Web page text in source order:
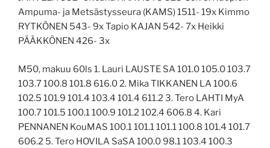
Ampuma- ja Metsästysseura (KAMS) 1511- 19x Kimmo
RYTKÖNEN 543- 9x Tapio KAJAN 542- 7x Heikki
PÄÄKKÖNEN 426- 3x
M50, makuu 60ls 1. Lauri LAUSTE SA 101.0 105.0 103.7
103.7 100.8 101.8 616.0 2. Mika TIKKANEN LA 100.6
102.5 101.9 101.4 103.4 101.4 611.2 3. Tero LAHTI MyA
100.7 101.5 100.1 100.9 101.2 102.4 606.8 4. Kari
PENNANEN KouMAS 100.1 101.1 101.1 100.8 101.4 101.7
606.2 5. Tero HOVILA SaSA 100.0 98.1 103.4 100.3